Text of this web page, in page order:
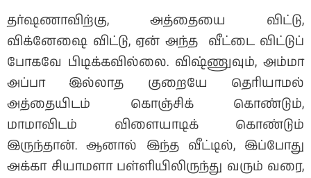
தர்ஷணாவிற்கு, அத்தையை விட்டு,
விக்னேஷை விட்டு, ஏன் அந்த வீட்டை விட்டுப்
போகவே பிடிக்கவில்லை. விஷ்ணுவும், அம்மா
அப்பா இல்லாத குறையே தெரியாமல்
அத்தையிடம் கொஞ்சிக் கொண்டும்,
மாமாவிடம் விளையாடிக் கொண்டும்
இருந்தான். ஆனால் இந்த வீட்டில், இப்போது
அக்கா சியாமளா பள்ளியிலிருந்து வரும் வரை,